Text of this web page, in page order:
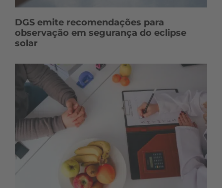
DGS emite recomendações para
observação em segurança do eclipse
solar